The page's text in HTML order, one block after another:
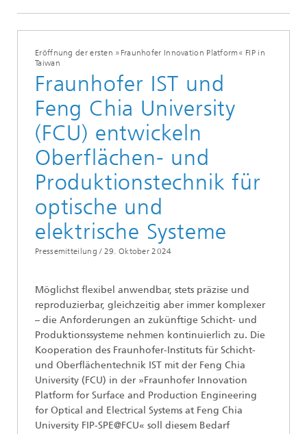
Eröffnung der ersten »Fraunhofer Innovation Platform« FIP in
Taiwan
Fraunhofer IST und
Feng Chia University
(FCU) entwickeln
Oberflächen- und
Produktionstechnik für
optische und
elektrische Systeme
Pressemitteilung / 29. Oktober 2024
Möglichst flexibel anwendbar, stets präzise und
reproduzierbar, gleichzeitig aber immer komplexer
– die Anforderungen an zukünftige Schicht- und
Produktionssysteme nehmen kontinuierlich zu. Die
Kooperation des Fraunhofer-Instituts für Schicht-
und Oberflächentechnik IST mit der Feng Chia
University (FCU) in der »Fraunhofer Innovation
Platform for Surface and Production Engineering
for Optical and Electrical Systems at Feng Chia
University FIP-SPE@FCU« soll diesem Bedarf